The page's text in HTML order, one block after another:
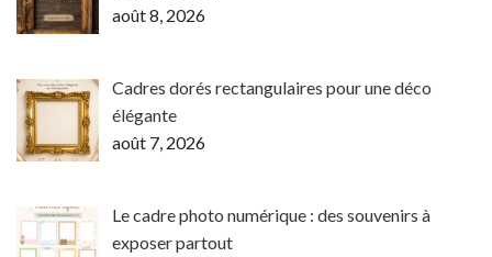
août 8, 2026
Cadres dorés rectangulaires pour une déco
élégante
août 7, 2026
Le cadre photo numérique : des souvenirs à
exposer partout